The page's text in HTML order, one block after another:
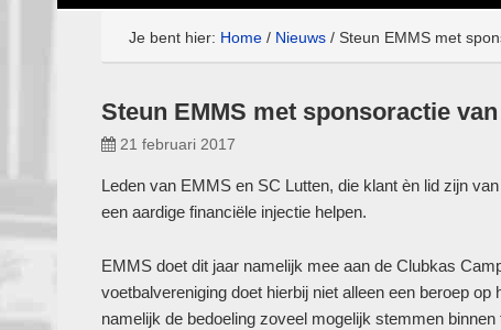
Je bent hier: Home / Nieuws / Steun EMMS met
Steun EMMS met sponsoractie
21 februari 2017
Leden van EMMS en SC Lutten, die klant èn lid zijn
een aardige financiële injectie helpen.
EMMS doet dit jaar namelijk mee aan de Clubkas
voetbalvereniging doet hierbij niet alleen een beroep
namelijk de bedoeling zoveel mogelijk stemmen